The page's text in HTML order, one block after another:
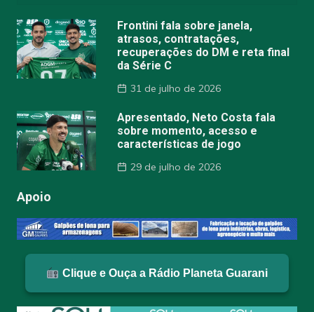
Frontini fala sobre janela,
atrasos, contratações,
recuperações do DM e reta final
da Série C
31 de julho de 2026
Apresentado, Neto Costa fala
sobre momento, acesso e
características de jogo
29 de julho de 2026
Apoio
Clique e Ouça a Rádio Planeta Guarani